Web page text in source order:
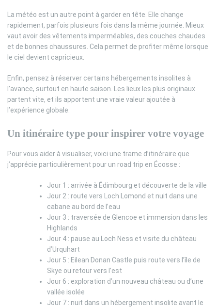
La météo est un autre point à garder en tête. Elle change
rapidement, parfois plusieurs fois dans la même journée. Mieux
vaut avoir des vêtements imperméables, des couches chaudes
et de bonnes chaussures. Cela permet de profiter même lorsque
le ciel devient capricieux.
Enfin, pensez à réserver certains hébergements insolites à
l’avance, surtout en haute saison. Les lieux les plus originaux
partent vite, et ils apportent une vraie valeur ajoutée à
l’expérience globale.
Un itinéraire type pour inspirer votre voyage
Pour vous aider à visualiser, voici une trame d’itinéraire que
j’apprécie particulièrement pour un road trip en Écosse :
Jour 1 : arrivée à Édimbourg et découverte de la ville
Jour 2 : route vers Loch Lomond et nuit dans une
cabane au bord de l’eau
Jour 3 : traversée de Glencoe et immersion dans les
Highlands
Jour 4 : pause au Loch Ness et visite du château
d’Urquhart
Jour 5 : Eilean Donan Castle puis route vers l’île de
Skye ou retour vers l’est
Jour 6 : exploration d’un nouveau château ou d’une
vallée isolée
Jour 7 : nuit dans un hébergement insolite avant le